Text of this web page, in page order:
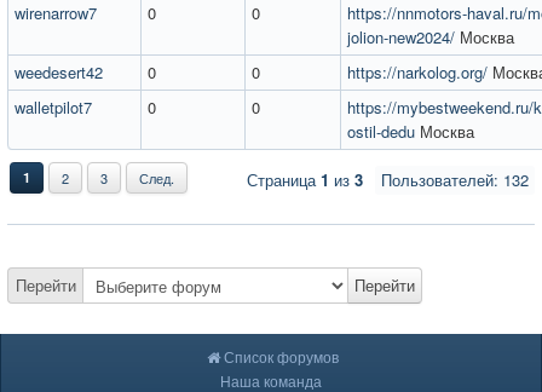
wirenarrow7
0 0
https://nnmotors-haval.ru/
jolion-new2024/ Москва
weedesert42
0 0 https://narkolog.org/
walletpilot7
0 0
https://mybestweekend.ru/
ostil-dedu Москва
Пользователей: 132
1 2 3 След. Страница1 из 3
Перейти Перейти
Список форумов
Наша команда